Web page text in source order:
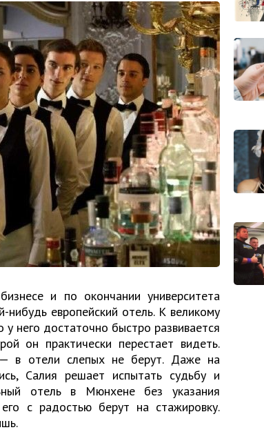
и по окончании университета
нибудь европейский отель. К великому
него достаточно быстро развивается
он практически перестает видеть.
в отели слепых не берут. Даже на
Салия решает испытать судьбу и
отель в Мюнхене без указания
с радостью берут на стажировку.